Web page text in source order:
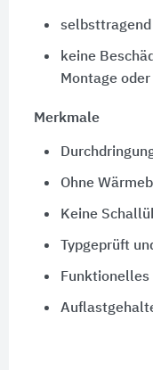
selbsttragend
keine
Montage
Merkmale
Ohne
Keine
Typgeprüft
Funktionelles